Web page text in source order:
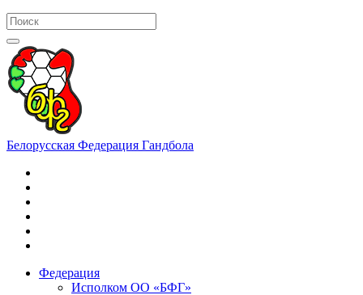
Белорусская Федерация Гандбола
Федерация
Исполком ОО «БФГ»